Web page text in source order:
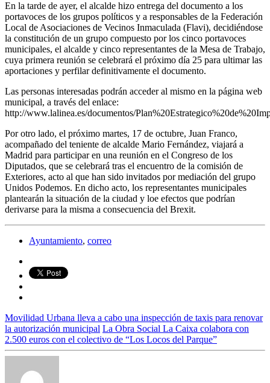
En la tarde de ayer, el alcalde hizo entrega del documento a los
portavoces de los grupos políticos y a responsables de la Federación
Local de Asociaciones de Vecinos Inmaculada (Flavi), decidiéndose
la constitución de un grupo compuesto por los cinco portavoces
municipales, el alcalde y cinco representantes de la Mesa de Trabajo,
cuya primera reunión se celebrará el próximo día 25 para ultimar las
aportaciones y perfilar definitivamente el documento.
Las personas interesadas podrán acceder al mismo en la página web
municipal, a través del enlace:
http://www.lalinea.es/documentos/
Por otro lado, el próximo martes, 17 de octubre, Juan Franco,
acompañado del teniente de alcalde Mario Fernández, viajará a
Madrid para participar en una reunión en el Congreso de los
Diputados, que se celebrará tras el encuentro de la comisión de
Exteriores, acto al que han sido invitados por mediación del grupo
Unidos Podemos. En dicho acto, los representantes municipales
plantearán la situación de la ciudad y loe efectos que podrían
derivarse para la misma a consecuencia del Brexit.
Ayuntamiento, correo
Movilidad Urbana lleva a cabo una inspección de taxis para renovar
la autorización municipal La Obra Social La Caixa colabora con
2.500 euros con el colectivo de “Los Locos del Parque”